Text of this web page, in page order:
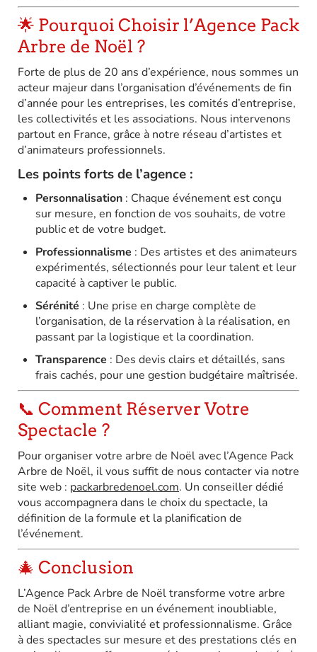
🌟 Pourquoi Choisir l’Agence Pack
Arbre de Noël ?
Forte de plus de 20 ans d’expérience, nous sommes un
acteur majeur dans l’organisation d’événements de fin
d’année pour les entreprises, les comités d’entreprise,
les collectivités et les associations. Nous intervenons
partout en France, grâce à notre réseau d’artistes et
d’animateurs professionnels.
Les points forts de l’agence :
Personnalisation : Chaque événement est conçu
sur mesure, en fonction de vos souhaits, de votre
public et de votre budget.
Professionnalisme : Des artistes et des animateurs
expérimentés, sélectionnés pour leur talent et leur
capacité à captiver le public.
Sérénité : Une prise en charge complète de
l’organisation, de la réservation à la réalisation, en
passant par la logistique et la coordination.
Transparence : Des devis clairs et détaillés, sans
frais cachés, pour une gestion budgétaire maîtrisée.
📞 Comment Réserver Votre
Spectacle ?
Pour organiser votre arbre de Noël avec l’Agence Pack
Arbre de Noël, il vous suffit de nous contacter via notre
site web : packarbredenoel.com. Un conseiller dédié
vous accompagnera dans le choix du spectacle, la
définition de la formule et la planification de
l’événement.
🎄 Conclusion
L’Agence Pack Arbre de Noël transforme votre arbre
de Noël d’entreprise en un événement inoubliable,
alliant magie, convivialité et professionnalisme. Grâce
à des spectacles sur mesure et des prestations clés en